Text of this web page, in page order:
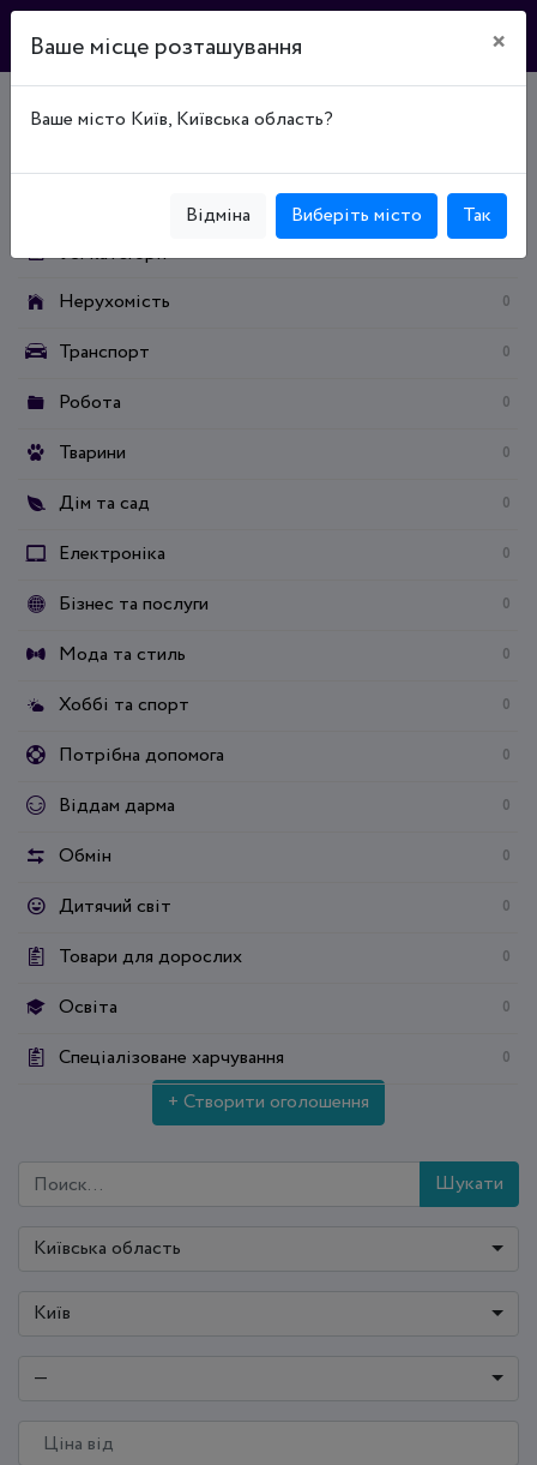
Дошка оголошень
Усі категорії
Нерухомість
0
Транспорт 0
Робота 0
Тварини 0
Дім та сад 0
Електроніка 0
Бізнес та послуги 0
Мода та стиль 0
Хоббі та спорт 0
Потрібна допомога 0
Віддам дарма 0
Обмін 0
Дитячий світ 0
Товари для дорослих 0
Освіта 0
Спеціалізоване харчування 0
+ Створити оголошення
Шукати
Київська область
Київ
—
Ваше місце розташування ×
Ваше місто Київ, Київська область?
Відміна Виберіть місто Так